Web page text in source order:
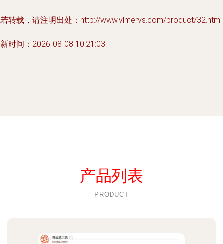
转载，请注明出处：http://www.vlmervs.com/product/32.html
时间：2026-08-08 10:21:03
产品列表
PRODUCT